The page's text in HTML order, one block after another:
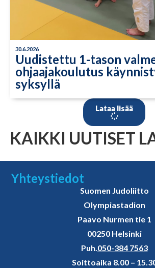
30.6.2026
Uudistettu 1-tason
ohjaajakoulutus
syksyllä
Lataa lisää
KAIKKI UUTISET
Yhteystiedot
Suomen Judoliitto
Olympiastadion
Paavo Nurmen tie 1
00250 Helsinki
Puh.050-384 7563
Soittoaika 8.00 –